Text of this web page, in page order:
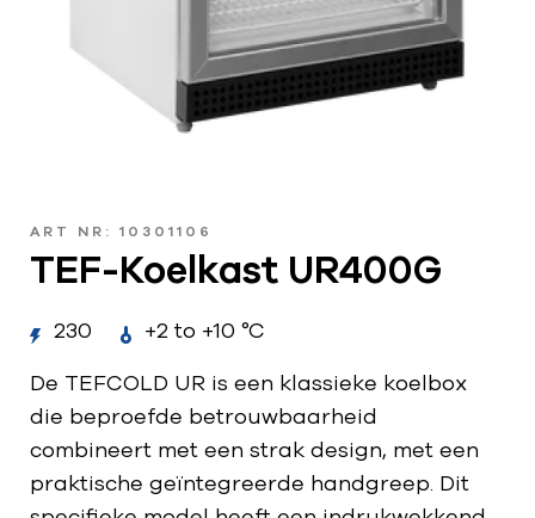
ART NR: 10301106
TEF-Koelkast UR400G
230 +2 to +10 °C
De TEFCOLD UR is een klassieke koelbox
die beproefde betrouwbaarheid
combineert met een strak design, met een
praktische geïntegreerde handgreep. Dit